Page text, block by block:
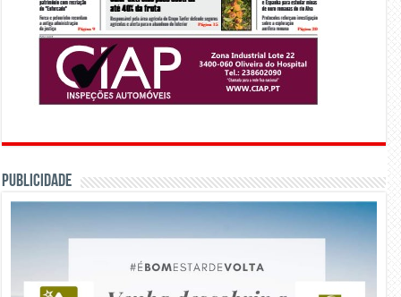
PUBLICIDADE